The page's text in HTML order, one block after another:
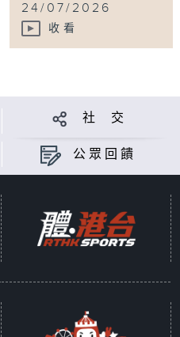
24/07/2026
收看
社 交
公眾回饋